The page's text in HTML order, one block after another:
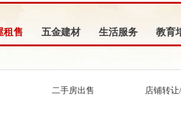
租售 五金建材 生活服务 教育
二手房出售 店铺转让